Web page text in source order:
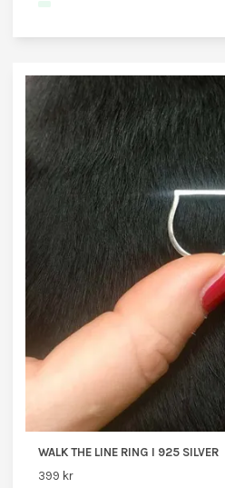
WALK THE LINE RING I 925 SILVER
399 kr